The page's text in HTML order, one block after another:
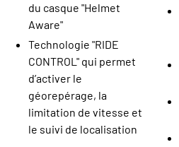
du casque "Helmet
Aware"
Technologie "RIDE
CONTROL" qui permet
d’activer le
géorepérage, la
limitation de vitesse et
le suivi de localisation